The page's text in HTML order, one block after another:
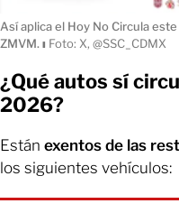
Así aplica el Hoy No Circula
ZMVM. ı Foto: X, @SSC_CDMX
¿Qué autos sí
2026?
Están exentos de las
los siguientes vehículos: